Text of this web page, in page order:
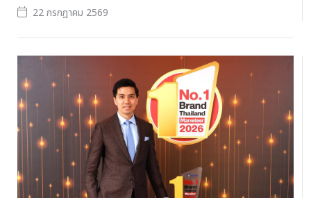
22 กรกฎาคม 2569